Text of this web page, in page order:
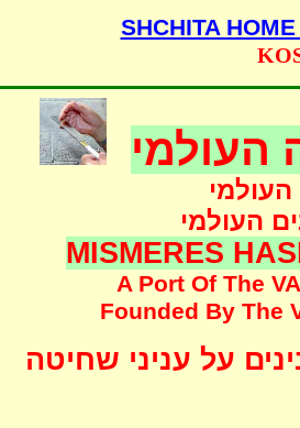
SHCHITA
העולמי
MISMERES
A Port Of The
Founded By The
על עניני שחיטה